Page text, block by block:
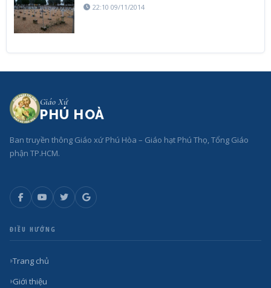
22:10 09/11/2014
Giáo Xứ
PHÚ HOÀ
Ban truyền thông Giáo xứ Phú Hòa – Giáo hạt Phú Thọ, Tổng Giáo
phận TP.HCM.
ĐIỀU HƯỚNG
Trang chủ
Giới thiệu